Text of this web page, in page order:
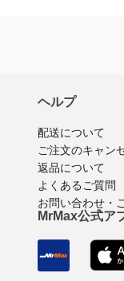
ヘルプ
配送について
ご注文のキャン
返品について
よくあるご質問
お問い合わせ・
MrMax公式ア